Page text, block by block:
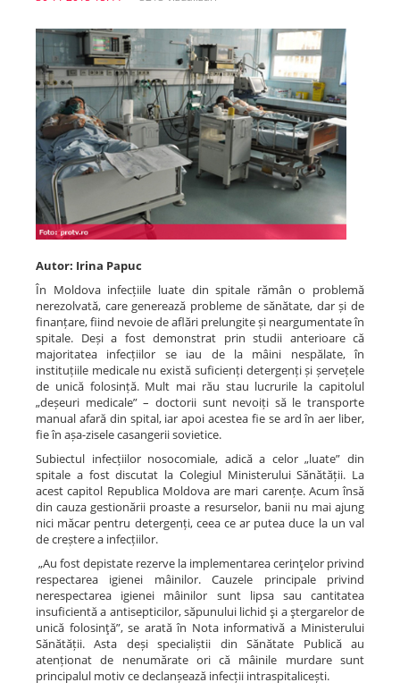
Spitale.MD
Centrul PAS
Școala E-Sănătate
SanoTeca
Autor: Irina Papuc
În Moldova infecțiile luate din spitale rămân o problemă
nerezolvată, care generează probleme de sănătate, dar și de
finanțare, fiind nevoie de aflări prelungite și neargumentate în
spitale. Deși a fost demonstrat prin studii anterioare că
majoritatea infecțiilor se iau de la mâini nespălate, în
instituțiile medicale nu există suficienți detergenți și șervețele
de unică folosință. Mult mai rău stau lucrurile la capitolul
„deșeuri medicale” – doctorii sunt nevoiți să le transporte
manual afară din spital, iar apoi acestea fie se ard în aer liber,
fie în așa-zisele casangerii sovietice.
Subiectul infecțiilor nosocomiale, adică a celor „luate” din
spitale a fost discutat la Colegiul Ministerului Sănătății. La
acest capitol Republica Moldova are mari carențe. Acum însă
din cauza gestionării proaste a resurselor, banii nu mai ajung
nici măcar pentru detergenți, ceea ce ar putea duce la un val
de creștere a infecțiilor.
„Au fost depistate rezerve la implementarea cerinţelor privind
respectarea igienei mâinilor. Cauzele principale privind
nerespectarea igienei mâinilor sunt lipsa sau cantitatea
insuficientă a antisepticilor, săpunului lichid şi a ştergarelor de
unică folosinţă”, se arată în Nota informativă a Ministerului
Sănătății. Asta deși specialiștii din Sănătate Publică au
atenționat de nenumărate ori că mâinile murdare sunt
principalul motiv ce declanșează infecții intraspitalicești.